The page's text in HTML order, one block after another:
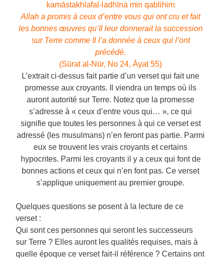
kamāstakhlafal-ladhīna min qablihim
Allah a promis à ceux d’entre vous qui ont cru et fait
les bonnes œuvres qu’Il leur donnerait la succession
sur Terre comme Il l’a donnée à ceux qui l’ont
précédé.
(Sūrat al-Nūr, No 24, Āyat 55)
L’extrait ci-dessus fait partie d’un verset qui fait une
promesse aux croyants. Il viendra un temps où ils
auront autorité sur Terre. Notez que la promesse
s’adresse à « ceux d’entre vous qui… », ce qui
signifie que toutes les personnes à qui ce verset est
adressé (les musulmans) n’en feront pas partie. Parmi
eux se trouvent les vrais croyants et certains
hypocrites. Parmi les croyants il y a ceux qui font de
bonnes actions et ceux qui n’en font pas. Ce verset
s’applique uniquement au premier groupe.
Quelques questions se posent à la lecture de ce
verset :
Qui sont ces personnes qui seront les successeurs
sur Terre ? Elles auront les qualités requises, mais à
quelle époque ce verset fait-il référence ? Certains ont